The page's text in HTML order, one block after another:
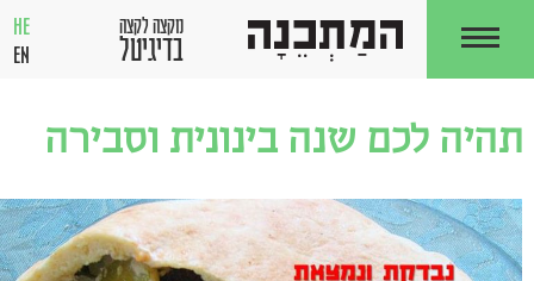
מקצה לקצה
בדיגיטל
HE
EN
תהיה לכם שנה בינונית וסבירה